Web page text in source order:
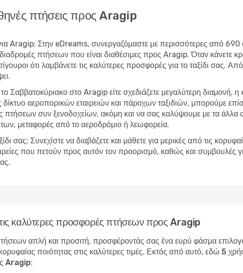
πτήσεις προς Aragip
για Aragip; Στην eDreams, συνεργαζόμαστε με περισσότερες από 690
διαδρομές πτήσεων που είναι διαθέσιμες προς Aragip. Όταν
ότι λαμβάνετε τις καλύτερες προσφορές για το ταξίδι σας.
Σαββατοκύριακο στο Aragip είτε σχεδιάζετε μεγαλύτερη διαμονή,
δίκτυο αεροπορικών εταιρειών και πάροχων ταξιδιών, μπορούμε
συν ξενοδοχείων, ακόμη και να σας καλύψουμε με τα άλλα
μεταφορές από το αεροδρόμιο ή λεωφορεία.
σας; Συνεχίστε να διαβάζετε και μάθετε για μερικές από τις
που πετούν προς αυτόν τον προορισμό, καθώς και συμβουλές
καλύτερες προσφορές πτήσεων προς Aragip
απλή και προσιτή, προσφέροντάς σας ένα ευρύ φάσμα
ποιότητας στις καλύτερες τιμές. Εκτός από αυτό, εδώ 5
Aragip: